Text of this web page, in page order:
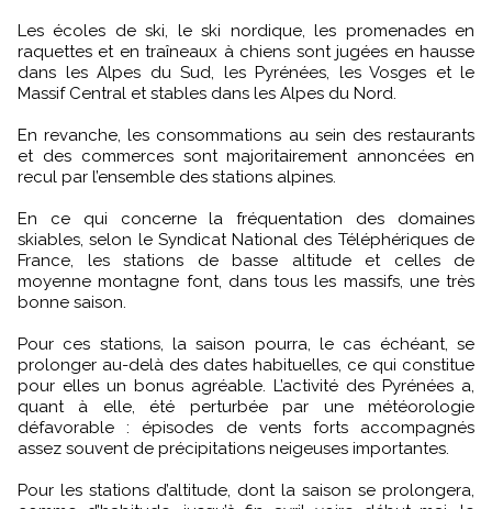
Les écoles de ski, le ski nordique, les promenades en
raquettes et en traîneaux à chiens sont jugées en hausse
dans les Alpes du Sud, les Pyrénées, les Vosges et le
Massif Central et stables dans les Alpes du Nord.
En revanche, les consommations au sein des restaurants
et des commerces sont majoritairement annoncées en
recul par l’ensemble des stations alpines.
En ce qui concerne la fréquentation des domaines
skiables, selon le Syndicat National des Téléphériques de
France, les stations de basse altitude et celles de
moyenne montagne font, dans tous les massifs, une très
bonne saison.
Pour ces stations, la saison pourra, le cas échéant, se
prolonger au-delà des dates habituelles, ce qui constitue
pour elles un bonus agréable. L’activité des Pyrénées a,
quant à elle, été perturbée par une météorologie
défavorable : épisodes de vents forts accompagnés
assez souvent de précipitations neigeuses importantes.
Pour les stations d’altitude, dont la saison se prolongera,